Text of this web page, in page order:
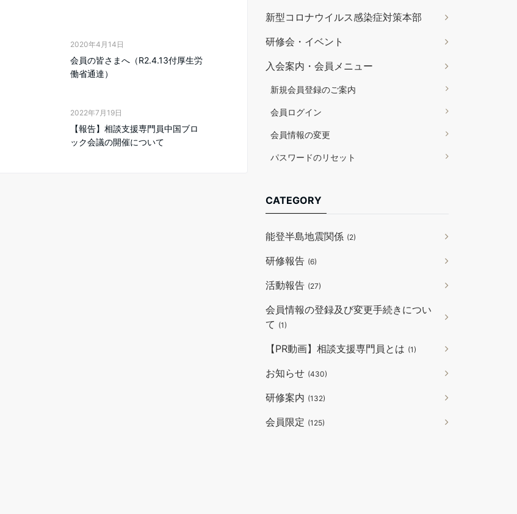
2020年4月14日
会員の皆さまへ（R2.4.13付厚生労
働省通達）
2022年7月19日
【報告】相談支援専門員中国ブロ
ック会議の開催について
新型コロナウイルス感染症対策本部
研修会・イベント
入会案内・会員メニュー
新規会員登録のご案内
会員ログイン
会員情報の変更
パスワードのリセット
CATEGORY
能登半島地震関係 (2)
研修報告 (6)
活動報告 (27)
会員情報の登録及び変更手続きについ
て (1)
【PR動画】相談支援専門員とは (1)
お知らせ (430)
研修案内 (132)
会員限定 (125)